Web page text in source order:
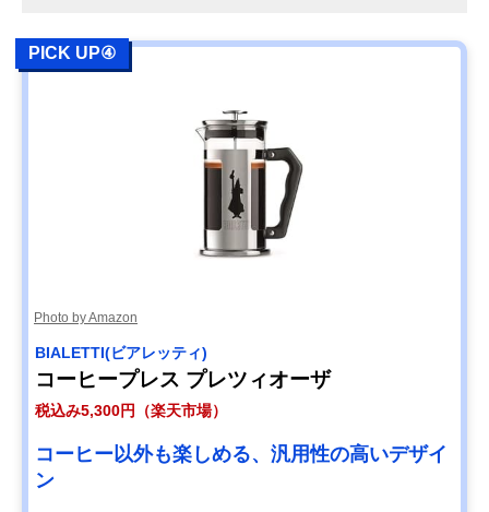
PICK UP④
Photo by Amazon
BIALETTI(ビアレッティ)
コーヒープレス プレツィオーザ
税込み5,300円（楽天市場）
コーヒー以外も楽しめる、汎用性の高いデザイ
ン